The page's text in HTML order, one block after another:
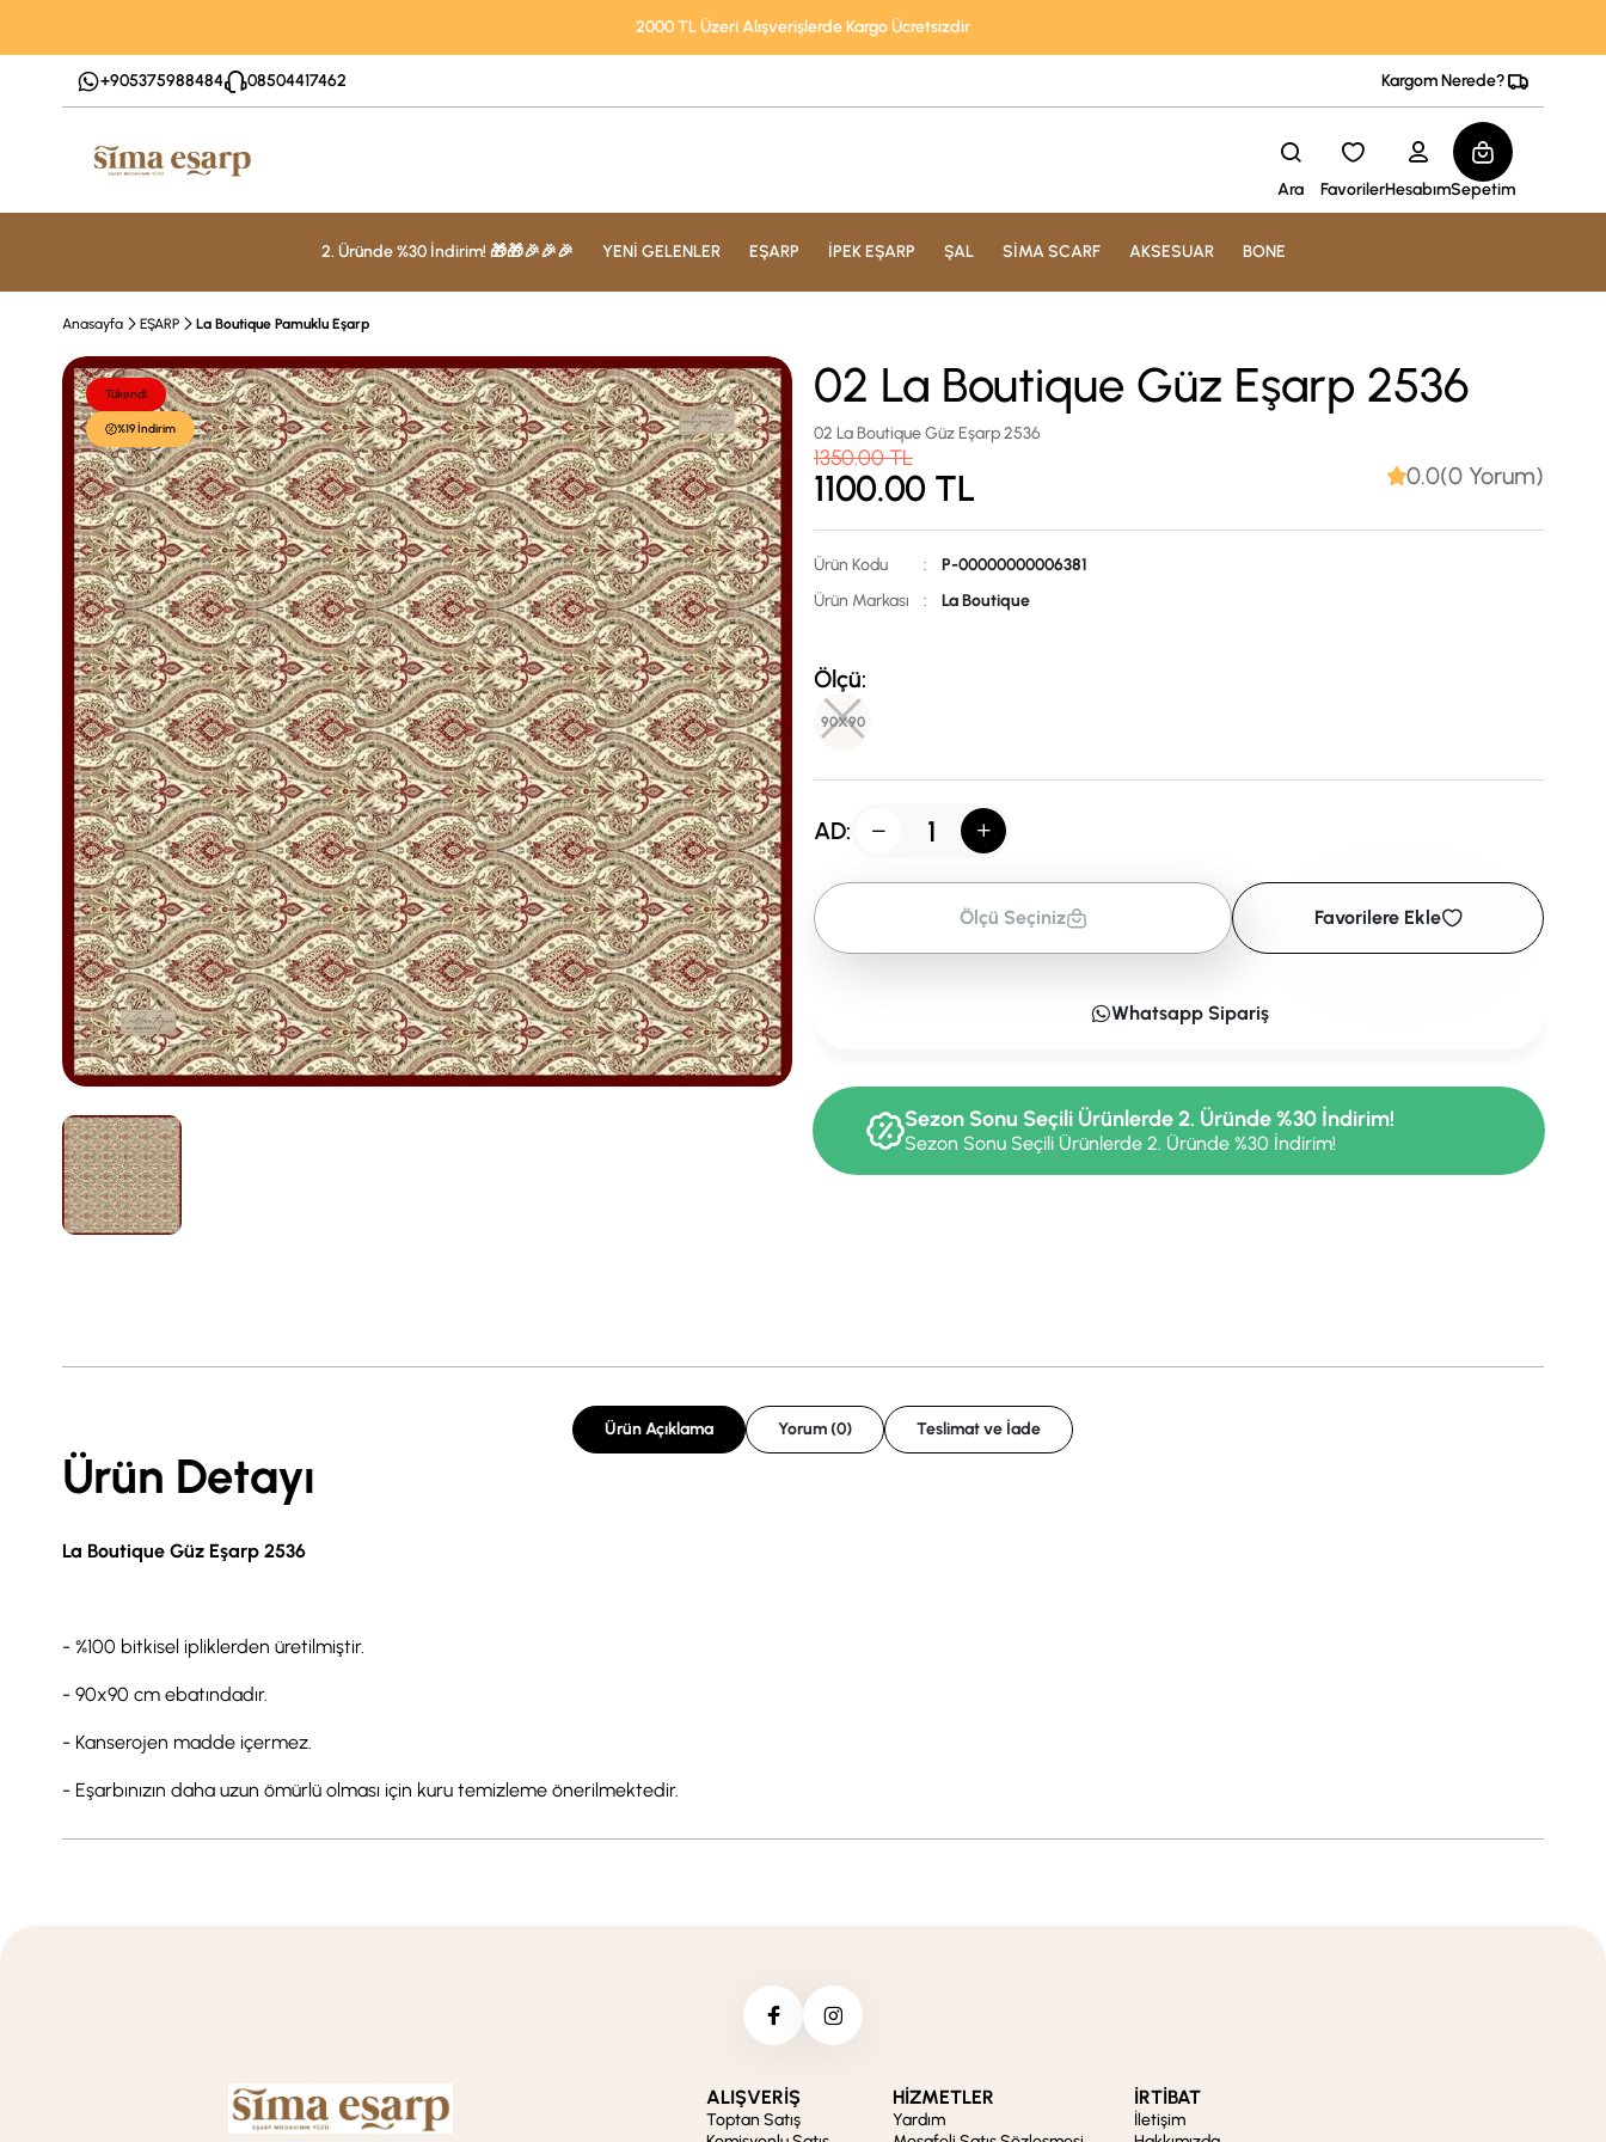
2000 TL Üzeri Alışverişlerde Kargo Ücretsizdir
+905375988484 08504417462 Kargom Nerede?
Ara FavorilerHesabımSepetim
2. Üründe %30 İndirim! 🎁🎁🎉🎉🎉 YENİ GELENLER EŞARP İPEK EŞARP ŞAL SİMA SCARF AKSESUAR BONE
Anasayfa EŞARP La Boutique Pamuklu Eşarp
Tükendi
%19 İndirim
02 La Boutique Güz Eşarp 2536
02 La Boutique Güz Eşarp 2536
1350.00TL
1100.00 TL 0.0(0 Yorum)
Ürün Kodu :
P-00000000006381
Ürün Markası
: La Boutique
Ölçü:
90X90
AD:
Ölçü Seçiniz Favorilere Ekle
Whatsapp Sipariş
Sezon Sonu Seçili Ürünlerde 2. Üründe %30 İndirim!
Sezon Sonu Seçili Ürünlerde 2. Üründe %30 İndirim!
Ürün Açıklama Yorum (0) Teslimat ve İade
Ürün Detayı
La Boutique Güz Eşarp 2536
- %100 bitkisel ipliklerden üretilmiştir.
- 90x90 cm ebatındadır.
- Kanserojen madde içermez.
- Eşarbınızın daha uzun ömürlü olması için kuru temizleme önerilmektedir.
ALIŞVERİŞ
Toptan Satış
HİZMETLER
Yardım
İRTİBAT
İletişim